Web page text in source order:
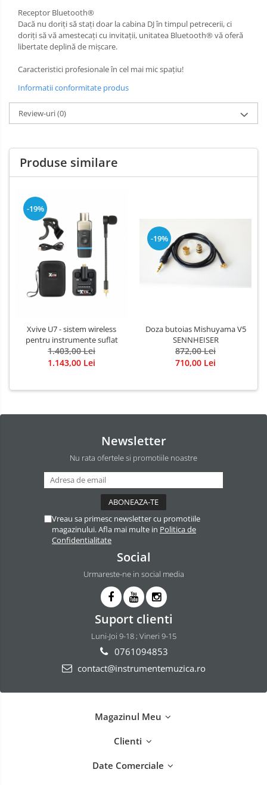
Acordeoane acustice
Huse si Cutii Acordeoane
Orgi electrice
Chitara Acustica
Chitara Electrica
Chitara Roundback
Accesorii chitara
Acordor
Alte accesorii chitara
Amplificatoare
Cabluri/conectica
Corzi
Curele
Suporti
Microfoane pentru tobe
Roto-Toms
Accesorii rototom
Microfoane Conferinta
Microfoane instrumente
Microfoane instrumente de suflat
Receptor Bluetooth®
Dacă nu doriți să stați doar la cabina DJ în timpul petrecerii, ci
doriți să vă amestecați cu invitații, unitatea Bluetooth® vă oferă
libertate deplină de mișcare.
Caracteristici profesionale în cel mai mic spațiu!
Informatii conformitate produs
Review-uri(0)
Produse similare
-19%
Xvive U7 - sistem wireless
pentru instrumente suflat
1.403,00 Lei
1.143,00 Lei
-19%
Doza butoias Mishuyama V5
SENNHEISER
872,00 Lei
710,00 Lei
Newsletter
Nu rata ofertele si promotiile noastre
Vreau sa primesc newsletter cu promotiile
magazinului. Afla mai multe in Politica de
Confidentialitate
Social
Urmareste-ne in social media
Suport clienti
Luni-Joi 9-18 ; Vineri 9-15
0761094853
contact@instrumentemuzica.ro
Magazinul Meu
Clienti
Date Comerciale